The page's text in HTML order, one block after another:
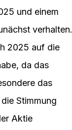
und einem
verhalten.
2025 auf die
da das
das
Stimmung
Aktie